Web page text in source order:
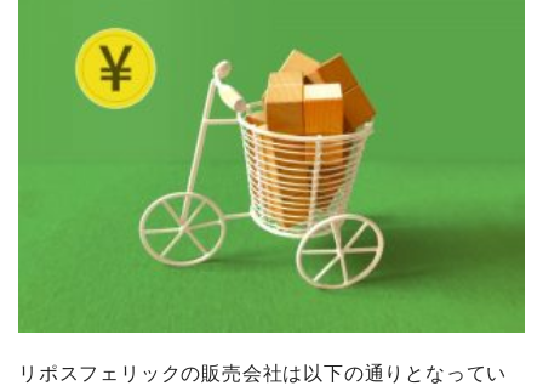
リポスフェリックの販売会社は以下の通りとなってい